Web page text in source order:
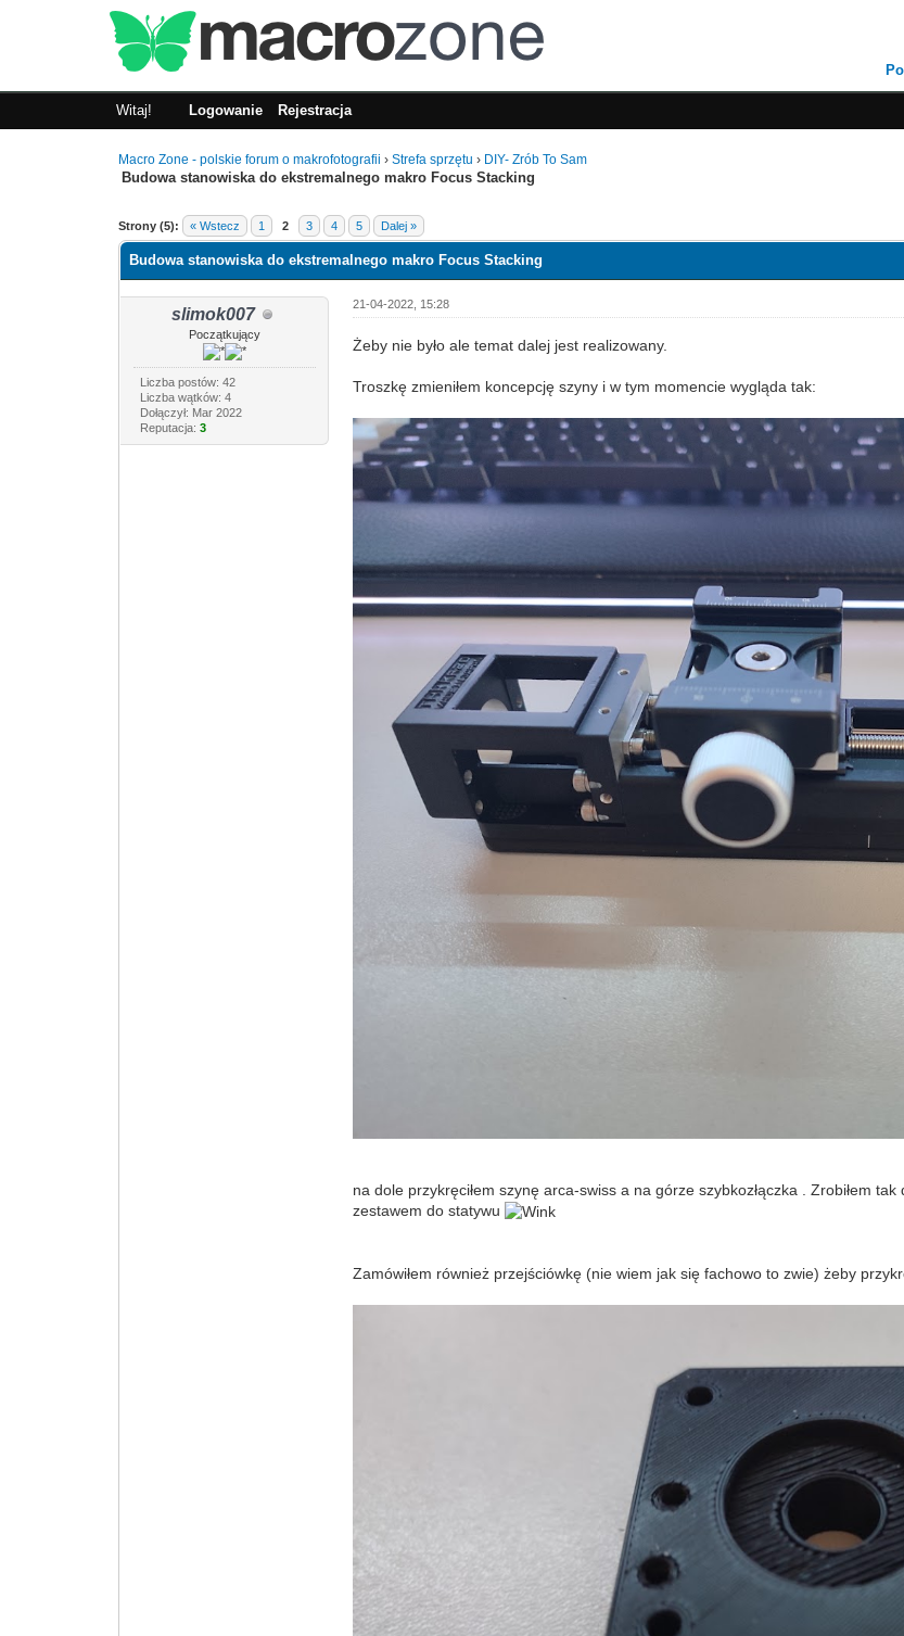
Witaj! Logowanie Rejestracja
Macro Zone - polskie forum o makrofotografii ›Strefa sprzętu › DIY- Zrób To Sam
Budowa stanowiska do ekstremalnego makro Focus Stacking
Strony (5): « Wstecz 1 2 3 4 5 Dalej »
1 głosów - średnia: 5
1
2
3
4
5
Budowa stanowiska do ekstremalnego makro Focus Stacking
slimok007
Początkujący
Liczba postów: 42
Liczba wątków: 4
Dołączył: Mar 2022
Reputacja: 3
21-04-2022, 15:28
Żeby nie było ale temat dalej jest realizowany.
Troszkę zmieniłem koncepcję szyny i w tym momencie wygląda tak:
na dole przykręciłem szynę arca-swiss a na górze szybkozłączka . Zrobiłem
zestawem do statywu
Zamówiłem również przejściówkę (nie wiem jak się fachowo to zwie) żeby